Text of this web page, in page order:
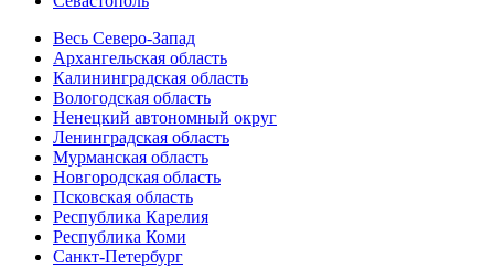
Весь Северо-Запад
Архангельская область
Калининградская область
Вологодская область
Ненецкий автономный округ
Ленинградская область
Мурманская область
Новгородская область
Псковская область
Республика Карелия
Республика Коми
Санкт-Петербург